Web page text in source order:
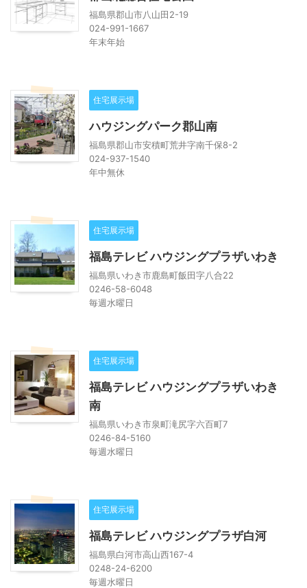
福島県郡山市八山田2-19
024-991-1667
年末年始
住宅展示場
ハウジングパーク郡山南
福島県郡山市安積町荒井字南千保8-2
024-937-1540
年中無休
住宅展示場
福島テレビ ハウジングプラザいわき
福島県いわき市鹿島町飯田字八合22
0246-58-6048
毎週水曜日
住宅展示場
福島テレビ ハウジングプラザいわき
南
福島県いわき市泉町滝尻字六百町7
0246-84-5160
毎週水曜日
住宅展示場
福島テレビ ハウジングプラザ白河
福島県白河市高山西167-4
0248-24-6200
毎週水曜日